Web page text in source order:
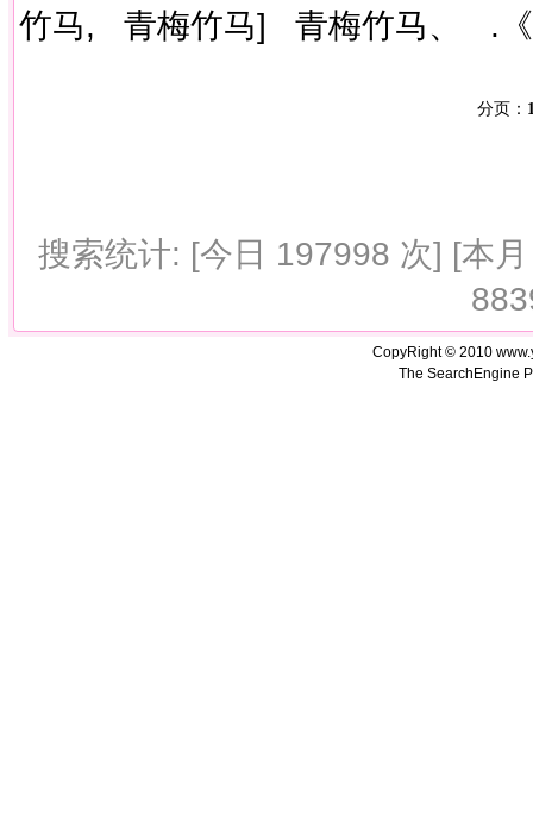
竹马,
青梅竹马] 青梅竹马、 .
分页：
搜索统计: [今日 197998 次] [本
CopyRight © 2010
The SearchEngine